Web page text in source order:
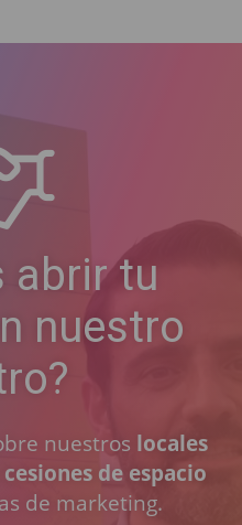
abrir tu
nuestro
nuestros locales
cesiones de espacio
de marketing.